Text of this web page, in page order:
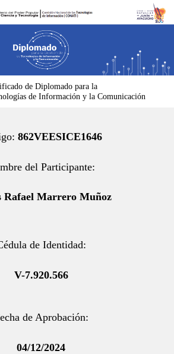
de Diplomado para la
de Información y la Comunicación
862VEESICE1646
del Participante:
Rafael Marrero Muñoz
de Identidad:
V-7.920.566
de Aprobación:
04/12/2024